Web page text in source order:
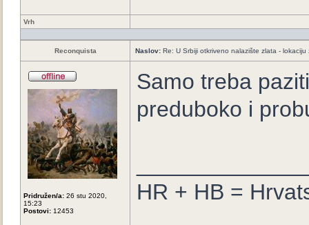
Vrh
Reconquista Naslov: Re: U Srbiji otkriveno nalazište zlata -
Pridružen/a: 26 stu 2020,
15:23
Postovi: 12453
Samo treba
preduboko i
HR + HB =